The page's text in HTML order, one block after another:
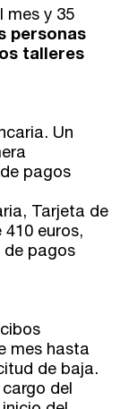
mes y 35
personas
talleres
Un
pagos
Tarjeta de
euros,
de pagos
mes hasta
de baja.
cargo del